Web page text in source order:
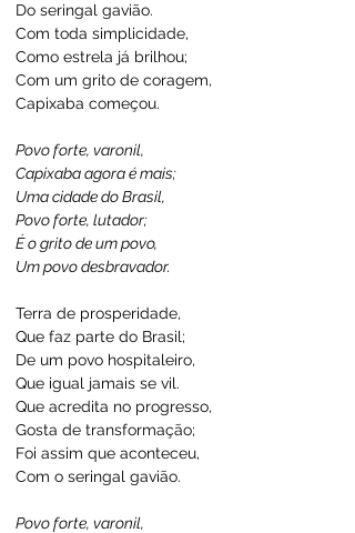
Do seringal gavião.
Com toda simplicidade,
Como estrela já brilhou;
Com um grito de coragem,
Capixaba começou.
Povo forte, varonil,
Capixaba agora é mais;
Uma cidade do Brasil,
Povo forte, lutador;
É o grito de um povo,
Um povo desbravador.
Terra de prosperidade,
Que faz parte do Brasil;
De um povo hospitaleiro,
Que igual jamais se vil.
Que acredita no progresso,
Gosta de transformação;
Foi assim que aconteceu,
Com o seringal gavião.
Povo forte, varonil,